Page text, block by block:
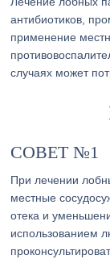
антибиотиков,
применение
случаях может
СОВЕТ №1
При лечении
местные
отека и
использованием